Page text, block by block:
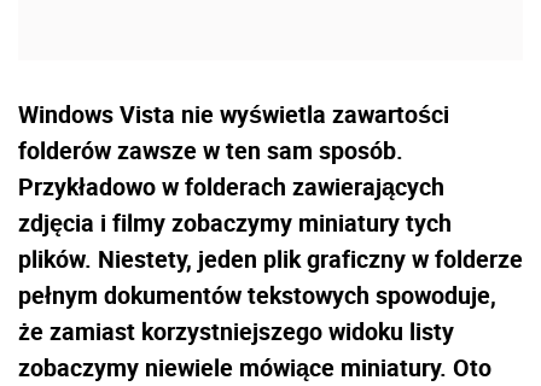
Windows Vista nie wyświetla zawartości
folderów zawsze w ten sam sposób.
Przykładowo w folderach zawierających
zdjęcia i filmy zobaczymy miniatury tych
plików. Niestety, jeden plik graficzny w folderze
pełnym dokumentów tekstowych spowoduje,
że zamiast korzystniejszego widoku listy
zobaczymy niewiele mówiące miniatury. Oto